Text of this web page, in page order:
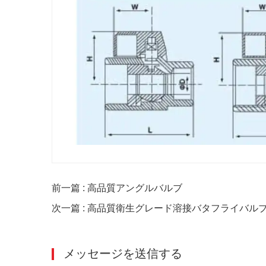
前一篇 : 高品質アングルバルブ
次一篇 : 高品質衛生グレード溶接バタフライバル
メッセージを送信する